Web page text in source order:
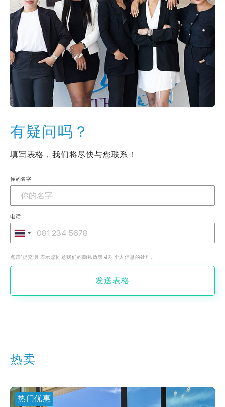
有疑问吗？
填写表格，我们将尽快与您联系！
你的名字
电话
点击‘提交’即表示您同意我们的隐私政策及对个人信息的处理。
发送表格
热卖
热门优惠